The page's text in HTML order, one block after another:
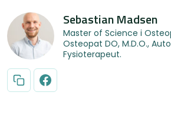
Sebastian Madsen
Master of Science i
Osteopat DO, M.D.O.,
Fysioterapeut.